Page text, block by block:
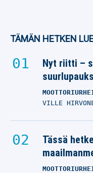
TÄMÄN HETKEN
Nyt riitti –
VILLE
Tässä